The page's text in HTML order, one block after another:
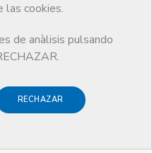
las cookies.
de anàlisis pulsando
RECHAZAR
2011